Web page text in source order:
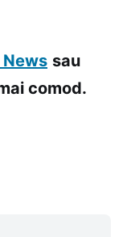
News sau
comod.